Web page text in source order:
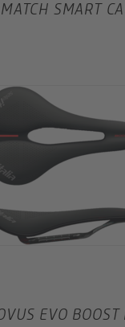
SMART
EVO BOOST